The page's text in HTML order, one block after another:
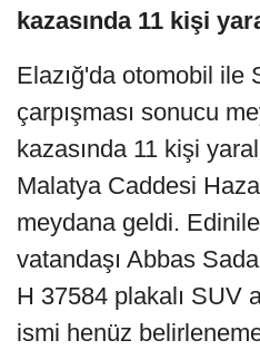
kazasında 11 kişi
Elazığ'da otomobil ile
çarpışması sonucu
kazasında 11 kişi
Malatya Caddesi
meydana geldi.
vatandaşı Abbas
H 37584 plakalı SUV
ismi henüz